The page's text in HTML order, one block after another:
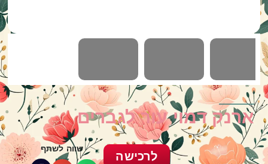
ארנק דמוי עור לגברים
שווה לשתף
לרכישה